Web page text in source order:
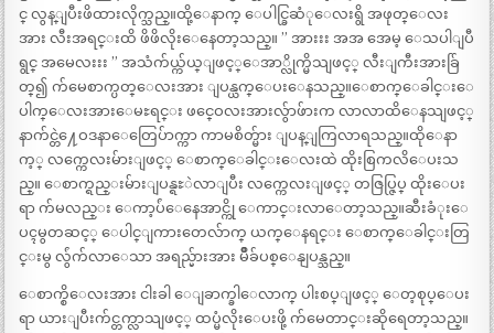
င္ လွန္ျပီးဖိထားလိုက္သည္။ထို့ေနာက္ ေပါင္ခြဆံုေလးရွိ အဖုတ္ေလး
အား လီးအရင္းထိ ဖိဖိလိုးေနေတာ့သည္။ ” အားးး အအ အေမ့ ေသပါျပီ
ရွင္ အမေလးးး ” အသံက်ယ္က်ယ္ျဖင့္ေအာ္လိုက္မိသျဖင့္ လီးျကီးအားခ်ြ
တ္၍ က်မေစာက္ပတ္ေလးအား ျပန္ယက္ေပးေနသည္။ေစာက္ေခါင္းေ
ပါက္ေလးအားေမႊရင္း ဖင္ဝေလးအားလ်ွာဖ်ားက လာလာထိေနသျဖင့္
နာက်င္တဲ႔ေဝဒနာေတြေပ်ာက္ကာ ကာမစိတ္မ်ား ျပန္ျကြလာရသည္။ထိုေနာ
က့္ လက္ကေလးမ်ားျဖင့္ ေစာက္ေခါင္းေလးထဲ ထိုးစြကလိေပးသ
ည္။ ေစာက္ရည္းမ်ားျပန္ရႊဲလာျပီး လက္ကေလးျဖင့္ တဇြပ္ဇြပ္ ထိုးေပး
ရာ က်မလည္း ေကာ့ပ်ံေနေအာင္ကို ေကာင္းလာေတာ့သည္။ဆီးခံုးေ
ပၚမွတဆင့္ ေပါင္ျကားတေလ်ာက္ ယက္ေနရင္း ေစာက္ေခါင္းတြ
င္းမွ လ်ွံက်လာေသာ အရည္မ်ားအား မ်ိဳခ်ပစ္ေနျပန္သည္။
ေစာက္စိေလးအား ငါးခါ ေျခာက္ခါေလာက္ ပါးစပ္ျဖင့္ ေတ့စုပ္ေပး
ရာ ယားျပီးက်င္တက္လာသျဖင့္ ထပ္မံလိုးေပးဖို့ က်မေတာင္းဆိုရေတာ့သည္။